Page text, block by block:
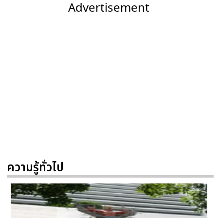
Advertisement
ความรู้ทั่วไป